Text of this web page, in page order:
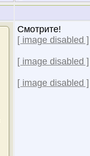
Смотрите!
[ image disabled ]
[ image disabled ]
[ image disabled ]